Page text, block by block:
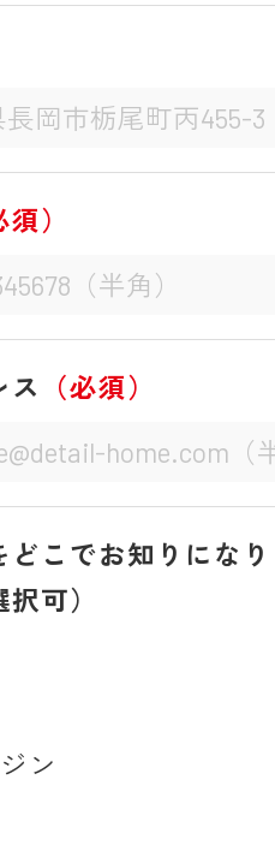
須）
ス （必須）
どこでお知りにな
可）
ン